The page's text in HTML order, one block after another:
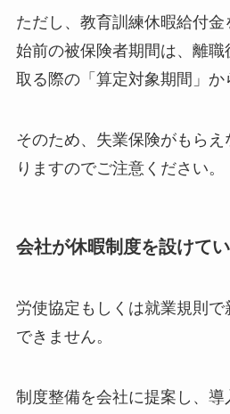
ただし、教育訓練休暇給付
始前の被保険者期間は、離
取る際の「算定対象期間」か
そのため、失業保険がもら
りますのでご注意ください。
会社が休暇制度を設けて
労使協定もしくは就業規則で
できません。
制度整備を会社に提案し、